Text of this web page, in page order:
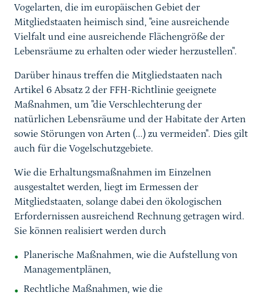
Vogelarten, die im europäischen Gebiet der
Mitgliedstaaten heimisch sind, "eine ausreichende
Vielfalt und eine ausreichende Flächengröße der
Lebensräume zu erhalten oder wieder herzustellen".
Darüber hinaus treffen die Mitgliedstaaten nach
Artikel 6 Absatz 2 der FFH-Richtlinie geeignete
Maßnahmen, um "die Verschlechterung der
natürlichen Lebensräume und der Habitate der Arten
sowie Störungen von Arten (...) zu vermeiden". Dies gilt
auch für die Vogelschutzgebiete.
Wie die Erhaltungsmaßnahmen im Einzelnen
ausgestaltet werden, liegt im Ermessen der
Mitgliedstaaten, solange dabei den ökologischen
Erfordernissen ausreichend Rechnung getragen wird.
Sie können realisiert werden durch
Planerische Maßnahmen, wie die Aufstellung von
Managementplänen,
Rechtliche Maßnahmen, wie die